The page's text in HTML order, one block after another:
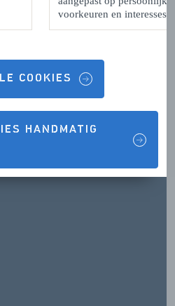
voorkeuren en interesses.
COOKIES
HANDMATIG